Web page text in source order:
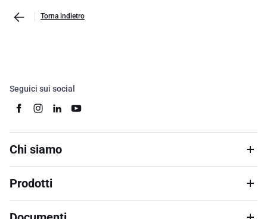
Torna indietro
Seguici sui social
Chi siamo
Prodotti